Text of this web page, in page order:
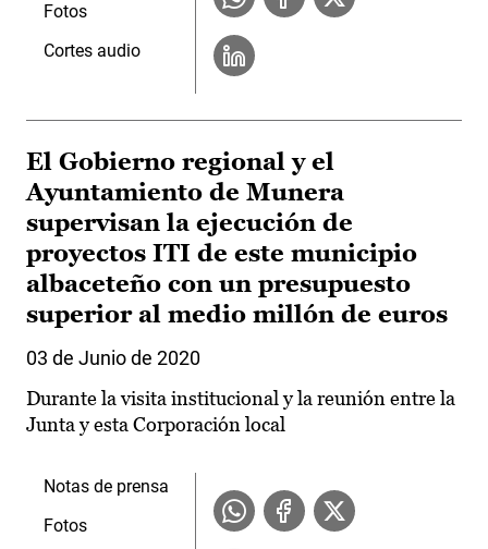
Fotos
Cortes audio
El Gobierno regional y el
Ayuntamiento de Munera
supervisan la ejecución de
proyectos ITI de este municipio
albaceteño con un presupuesto
superior al medio millón de euros
03 de Junio de 2020
Durante la visita institucional y la reunión entre la
Junta y esta Corporación local
Notas de prensa
Fotos